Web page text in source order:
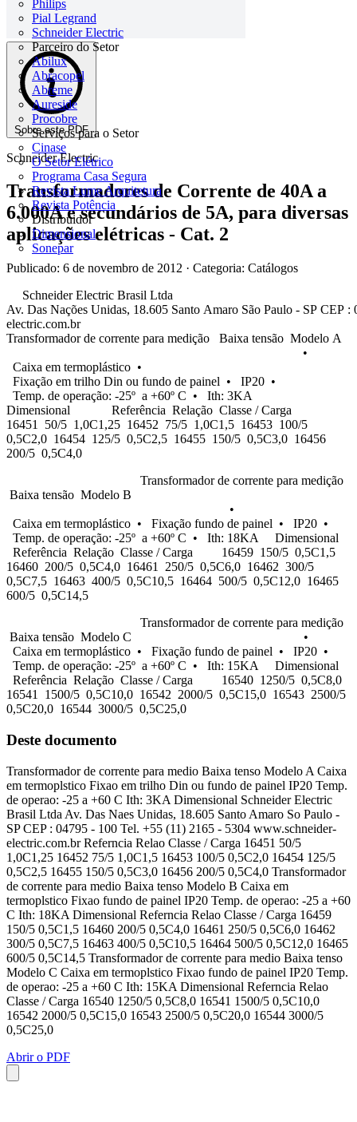
Philips
Pial Legrand
Schneider Electric
Parceiro do Setor
Abilux
Abracopel
Abreme
Aureside
Procobre
Serviços para o Setor
Cinase
O Setor Elétrico
Programa Casa Segura
Revista Lume Arquitetura
Revista Potência
Distribuidor
Dimensional
Sonepar
Sobre este PDF
Schneider Electric
Transformadores de Corrente de 40A a
6.000A e secundários de 5A, para diversas
aplicações elétricas - Cat. 2
Publicado: 6 de novembro de 2012 · Categoria: Catálogos
Schneider Electric Brasil Ltda
Av. Das Nações Unidas, 18.605 Santo Amaro São Paulo - SP CEP
electric.com.br
Transformador de corrente para medição Baixa tensão Modelo A
•
Caixa em termoplástico •
Fixação em trilho Din ou fundo de painel • IP20 •
Temp. de operação: -25º a +60º C • Ith: 3KA
Dimensional Referência Relação Classe / Carga
16451 50/5 1,0C1,25 16452 75/5 1,0C1,5 16453 100/5
0,5C2,0 16454 125/5 0,5C2,5 16455 150/5 0,5C3,0 16456
200/5 0,5C4,0
Transformador de corrente para medição
Baixa tensão Modelo B
•
Caixa em termoplástico • Fixação fundo de painel • IP20 •
Temp. de operação: -25º a +60º C • Ith: 18KA Dimensional
Referência Relação Classe / Carga 16459 150/5 0,5C1,5
16460 200/5 0,5C4,0 16461 250/5 0,5C6,0 16462 300/5
0,5C7,5 16463 400/5 0,5C10,5 16464 500/5 0,5C12,0 16465
600/5 0,5C14,5
Transformador de corrente para medição
Baixa tensão Modelo C •
Caixa em termoplástico • Fixação fundo de painel • IP20 •
Temp. de operação: -25º a +60º C • Ith: 15KA Dimensional
Referência Relação Classe / Carga 16540 1250/5 0,5C8,0
16541 1500/5 0,5C10,0 16542 2000/5 0,5C15,0 16543 2500/5
0,5C20,0 16544 3000/5 0,5C25,0
Deste documento
Transformador de corrente para medio Baixa tenso Modelo A Caixa
em termoplstico Fixao em trilho Din ou fundo de painel IP20 Temp.
de operao: -25 a +60 C Ith: 3KA Dimensional Schneider Electric
Brasil Ltda Av. Das Naes Unidas, 18.605 Santo Amaro So Paulo -
SP CEP : 04795 - 100 Tel. +55 (11) 2165 - 5304 www.schneider-
electric.com.br Referncia Relao Classe / Carga 16451 50/5
1,0C1,25 16452 75/5 1,0C1,5 16453 100/5 0,5C2,0 16454 125/5
0,5C2,5 16455 150/5 0,5C3,0 16456 200/5 0,5C4,0 Transformador
de corrente para medio Baixa tenso Modelo B Caixa em
termoplstico Fixao fundo de painel IP20 Temp. de operao: -25 a +60
C Ith: 18KA Dimensional Referncia Relao Classe / Carga 16459
150/5 0,5C1,5 16460 200/5 0,5C4,0 16461 250/5 0,5C6,0 16462
300/5 0,5C7,5 16463 400/5 0,5C10,5 16464 500/5 0,5C12,0 16465
600/5 0,5C14,5 Transformador de corrente para medio Baixa tenso
Modelo C Caixa em termoplstico Fixao fundo de painel IP20 Temp.
de operao: -25 a +60 C Ith: 15KA Dimensional Referncia Relao
Classe / Carga 16540 1250/5 0,5C8,0 16541 1500/5 0,5C10,0
16542 2000/5 0,5C15,0 16543 2500/5 0,5C20,0 16544 3000/5
0,5C25,0
Abrir o PDF